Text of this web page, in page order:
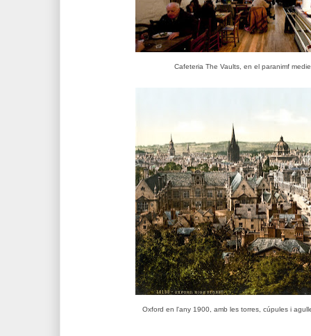
Cafeteria The Vaults, en el paranimf
Oxford en l'any 1900, amb les torres, cúpules i